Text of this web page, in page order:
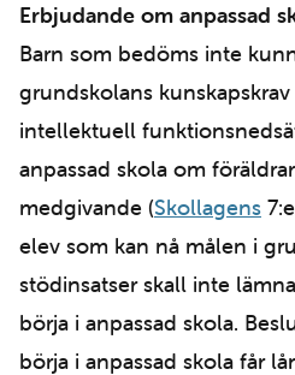
Erbjudande om anpassad
Barn som bedöms inte
grundskolans
intellektuell
anpassad skola om
medgivande (Skollagens
elev som kan nå målen i
stödinsatser skall inte
börja i anpassad skola.
börja i anpassad skola får